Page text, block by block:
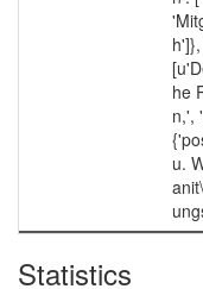
he
n,',
u.
Statistics